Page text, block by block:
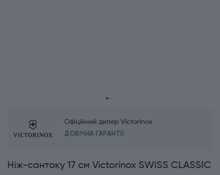
Офіційний дилер Victorinox
ДОВІЧНА ГАРАНТІЇ
Ніж-сантоку 17 см Victorinox SWISS CLASSIC